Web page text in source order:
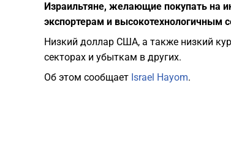
Израильтяне, желающие покупать на
экспортерам и высокотехнологичным
Низкий доллар США, а также низкий
секторах и убыткам в других.
Об этом сообщает Israel Hayom.